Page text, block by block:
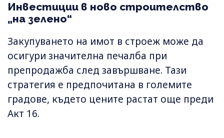
Инвестиции в ново строителство
„на зелено“
Закупуването на имот в строеж може да
осигури значителна печалба при
препродажба след завършване. Тази
стратегия е предпочитана в големите
градове, където цените растат още преди
Акт 16.